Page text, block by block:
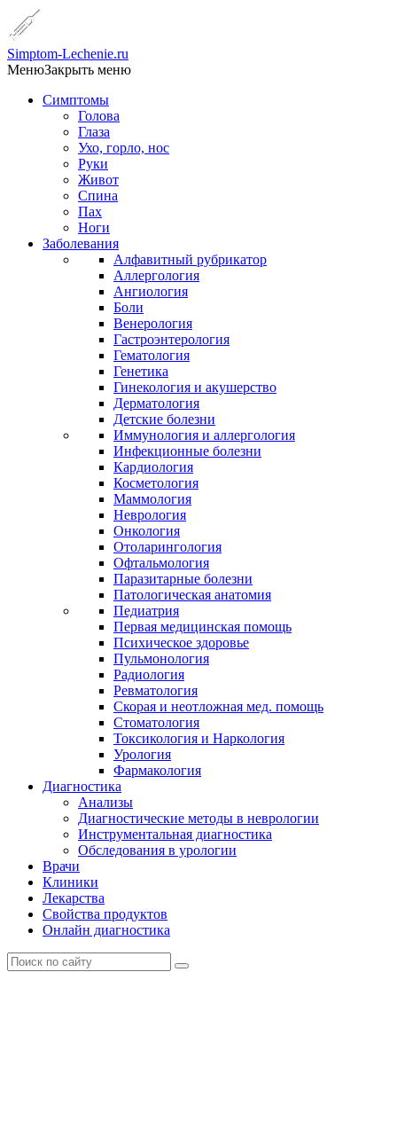
Simptom-Lechenie.ru
МенюЗакрыть меню
Симптомы
Голова
Глаза
Ухо, горло, нос
Руки
Живот
Спина
Пах
Ноги
Заболевания
Алфавитный рубрикатор
Аллергология
Ангиология
Боли
Венерология
Гастроэнтерология
Гематология
Генетика
Гинекология и акушерство
Дерматология
Детские болезни
Иммунология и аллергология
Инфекционные болезни
Кардиология
Косметология
Маммология
Неврология
Онкология
Отоларингология
Офтальмология
Паразитарные болезни
Патологическая анатомия
Педиатрия
Первая медицинская помощь
Психическое здоровье
Пульмонология
Радиология
Ревматология
Скорая и неотложная мед. помощь
Стоматология
Токсикология и Наркология
Урология
Фармакология
Диагностика
Анализы
Диагностические методы в неврологии
Инструментальная диагностика
Обследования в урологии
Врачи
Клиники
Лекарства
Свойства продуктов
Онлайн диагностика